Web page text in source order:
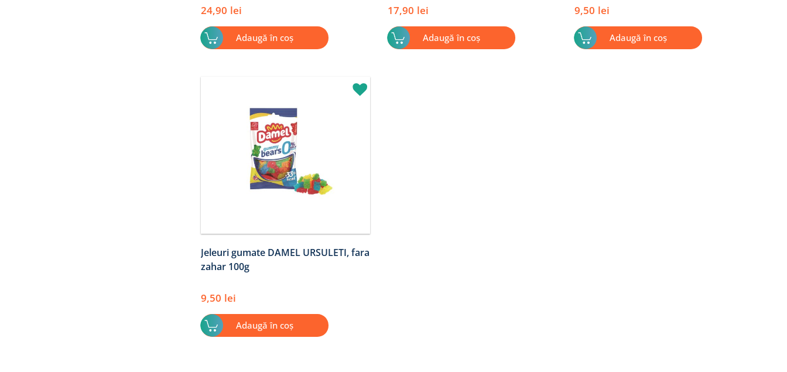
24,90 lei
Adaugă în coș
17,90 lei
Adaugă în coș
9,50 lei
Adaugă în coș
Jeleuri gumate DAMEL URSULETI, fara
zahar 100g
9,50 lei
Adaugă în coș